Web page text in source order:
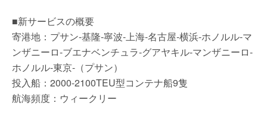
■新サービスの概要
寄港地：プサン-基隆-寧波-上海-名古屋-横浜-ホノルル-マ
ンザニーロ-ブエナベンチュラ-グアヤキル-マンザニーロ-
ホノルル-東京-（プサン）
投入船：2000-2100TEU型コンテナ船9隻
航海頻度：ウィークリー